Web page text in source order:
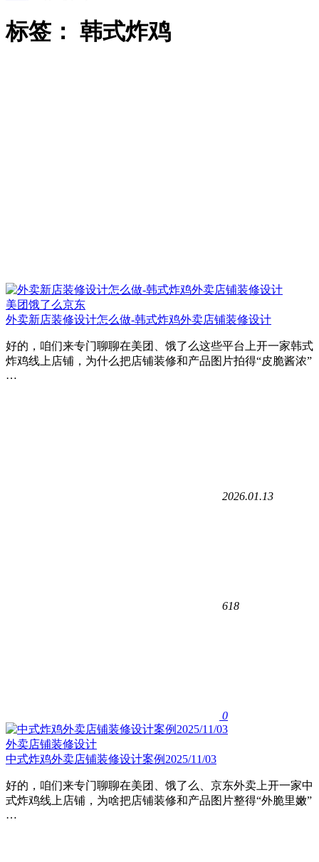
标签： 韩式炸鸡
美团饿了么京东
外卖新店装修设计怎么做-韩式炸鸡外卖店铺装修设计
好的，咱们来专门聊聊在美团、饿了么这些平台上开一家韩式
炸鸡线上店铺，为什么把店铺装修和产品图片拍得“皮脆酱浓”
…
2026.01.13
618
0
外卖店铺装修设计
中式炸鸡外卖店铺装修设计案例2025/11/03
好的，咱们来专门聊聊在美团、饿了么、京东外卖上开一家中
式炸鸡线上店铺，为啥把店铺装修和产品图片整得“外脆里嫩”
…